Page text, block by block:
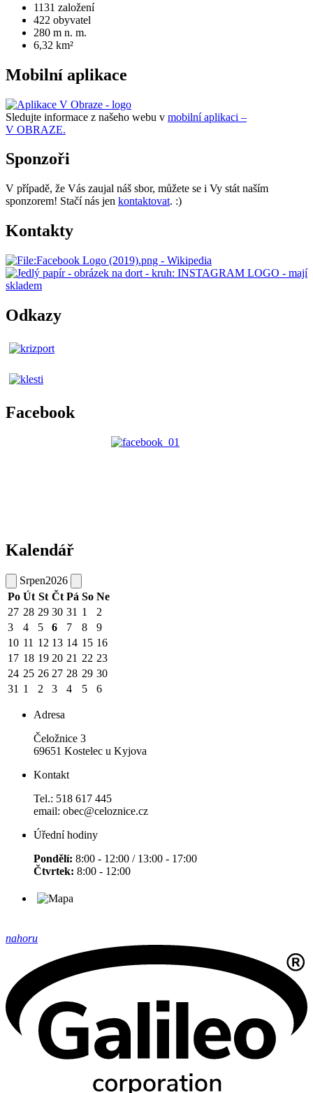
1131 založení
422 obyvatel
280 m n. m.
6,32 km²
Mobilní aplikace
Sledujte informace z našeho webu v mobilní aplikaci –
V OBRAZE.
Sponzoři
V případě, že Vás zaujal náš sbor, můžete se i Vy stát naším
sponzorem! Stačí nás jen kontaktovat. :)
Kontakty
Odkazy
Facebook
Kalendář
Srpen2026
Po Út St Čt Pá So Ne
27 28 29 30 31 1
2
3
4 5 6 7 8
9
10 11 12 13 14 15 16
17 18 19 20 21 22 23
24 25 26 27 28 29 30
31 1 2 3 4 5 6
Adresa
Čeložnice 3
69651 Kostelec u Kyjova
Kontakt
Tel.: 518 617 445
email: obec@celoznice.cz
Úřední hodiny
Pondělí: 8:00 - 12:00 / 13:00 - 17:00
Čtvrtek: 8:00 - 12:00
nahoru